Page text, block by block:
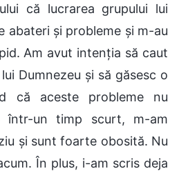
că lucrarea grupului lui
abateri și probleme și m-au
Am avut intenția să caut
Dumnezeu și să găsesc o
că aceste probleme nu
într-un timp scurt, m-am
și sunt foarte obosită. Nu
În plus, i-am scris deja